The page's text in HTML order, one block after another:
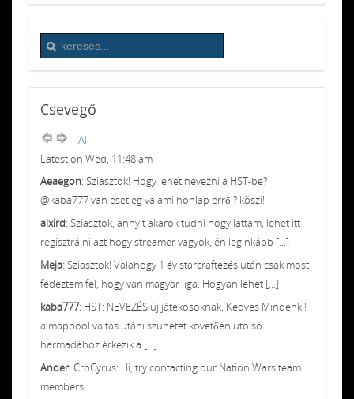
Csevegő
All
Latest on Wed, 11:48 am
Aeaegon: Sziasztok! Hogy lehet nevezni a HST-be?
@kaba777 van esetleg valami honlap erről? köszi!
alxird: Sziasztok, annyit akarok tudni hogy láttam, lehet itt
regisztrálni azt hogy streamer vagyok, én leginkább [...]
Meja: Sziasztok! Valahogy 1 év starcraftezés után csak most
fedeztem fel, hogy van magyar liga. Hogyan lehet [...]
kaba777: HST: NEVEZÉS új játékosoknak. Kedves Mindenki!
a mappool váltás utáni szünetet követően utolsó
harmadához érkezik a [...]
Ander: CroCyrus: Hi, try contacting our Nation Wars team
members.